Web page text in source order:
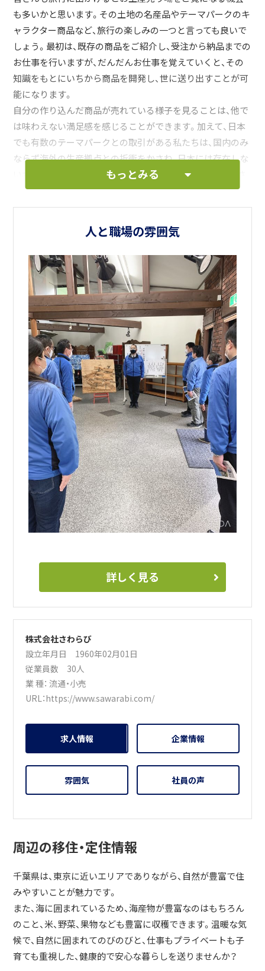
も多いかと思います。その土地の名産品やテーマパークのキ
ャラクター商品など、旅行の楽しみの一つと言っても良いで
しょう。最初は、既存の商品をご紹介し、受注から納品までの
お仕事を行いますが、だんだんお仕事を覚えていくと、その
知識をもとにいちから商品を開発し、世に送り出すことが可
能になります。
自分の作り込んだ商品が売れている様子を見ることは、他で
は味わえない満足感を感じることができます。加えて、日本
でも有数のテーマパークとの取引がある私たちは、国内のみ
ならず海外の生産拠点との折衝をかさね、日本には存在しな
いオリジナル商品を開発・輸入することもしばしば。たくさ
んの可能性を秘めたみなさんの発想力を存分に発揮してい
ただければと思っております。
もっとみる
人と職場の雰囲気
詳しく見る
株式会社さわらび
設立年月日 1960年02月01日
従業員数 30人
業 種：流通・小売
URL：https://www.sawarabi.com/
求人情報 企業情報
雰囲気 社員の声
周辺の移住・定住情報
千葉県は、東京に近いエリアでありながら、自然が豊富で住
みやすいことが魅力です。
また、海に囲まれているため、海産物が豊富なのはもちろん
のこと、米、野菜、果物なども豊富に収穫できます。温暖な気
候で、自然に囲まれてのびのびと、仕事もプライベートも子
育ても重視した、健康的で安心な暮らしを送りませんか？